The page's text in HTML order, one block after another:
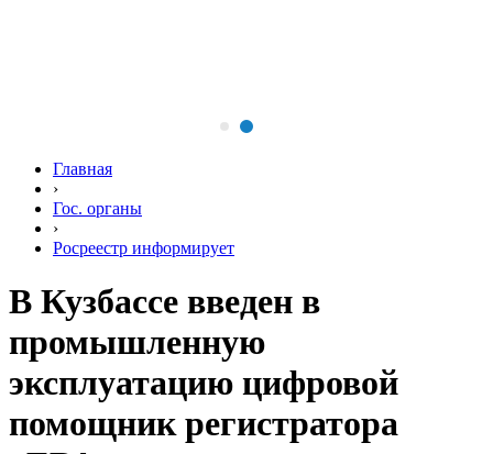
Главная
›
Гос. органы
›
Росреестр информирует
В Кузбассе введен в
промышленную
эксплуатацию цифровой
помощник регистратора